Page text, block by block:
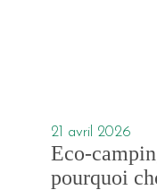
21 avril 2026
Eco-
pourquoi